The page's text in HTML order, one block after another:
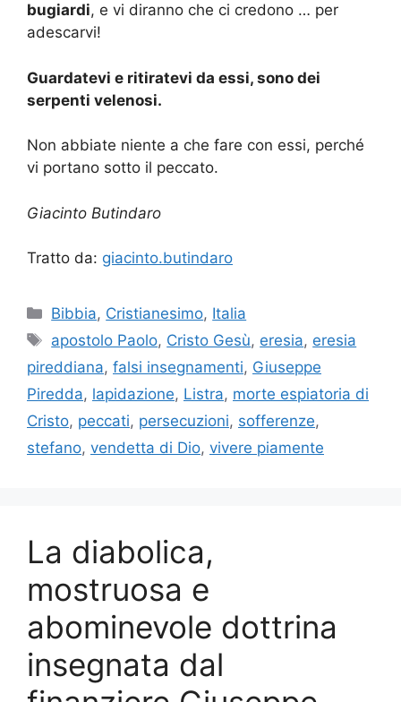
bugiardi, e vi diranno che ci credono … per
adescarvi!
Guardatevi e ritiratevi da essi, sono dei
serpenti velenosi.
Non abbiate niente a che fare con essi, perché
vi portano sotto il peccato.
Giacinto Butindaro
Tratto da: giacinto.butindaro
Categorie
Bibbia, Cristianesimo, Italia
Tag
apostolo Paolo, Cristo Gesù, eresia, eresia
pireddiana, falsi insegnamenti, Giuseppe
Piredda, lapidazione, Listra, morte espiatoria di
Cristo, peccati, persecuzioni, sofferenze,
stefano, vendetta di Dio, vivere piamente
La diabolica,
mostruosa e
abominevole dottrina
insegnata dal